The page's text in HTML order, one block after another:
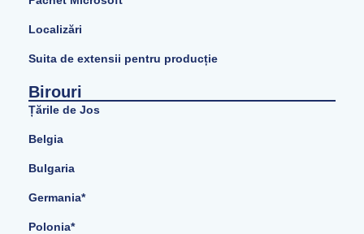
Localizări
Suita de extensii pentru producție
Birouri
Țările de Jos
Belgia
Bulgaria
Germania*
Polonia*